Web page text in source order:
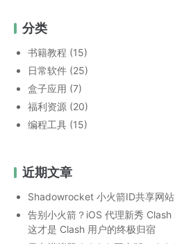
分类
书籍教程 (15)
日常软件 (25)
盒子应用 (7)
福利资源 (20)
编程工具 (15)
近期文章
Shadowrocket 小火箭ID共享网站
告别小火箭？iOS 代理新秀 Clash
这才是 Clash 用户的终极归宿